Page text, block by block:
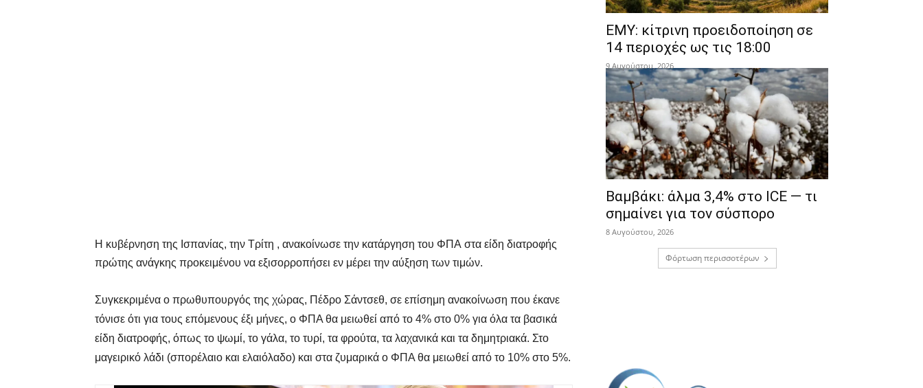
Η κυβέρνηση της Ισπανίας, την Τρίτη , ανακοίνωσε την κατάργηση του ΦΠΑ στα είδη διατροφής
πρώτης ανάγκης προκειμένου να εξισορροπήσει εν μέρει την αύξηση των τιμών.
Συγκεκριμένα ο πρωθυπουργός της χώρας, Πέδρο Σάντσεθ, σε επίσημη ανακοίνωση που έκανε
τόνισε ότι για τους επόμενους έξι μήνες, ο ΦΠΑ θα μειωθεί από το 4% στο 0% για όλα τα βασικά
είδη διατροφής, όπως το ψωμί, το γάλα, το τυρί, τα φρούτα, τα λαχανικά και τα δημητριακά. Στο
μαγειρικό λάδι (σπορέλαιο και ελαιόλαδο) και στα ζυμαρικά ο ΦΠΑ θα μειωθεί από το 10% στο 5%.
ΕΜΥ: κίτρινη προειδοποίηση σε
14 περιοχές ως τις 18:00
9 Αυγούστου, 2026
Βαμβάκι: άλμα 3,4% στο ICE — τι
σημαίνει για τον σύσπορο
8 Αυγούστου, 2026
Φόρτωση περισσοτέρων